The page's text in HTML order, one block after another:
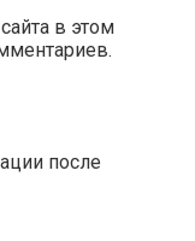
в этом
после